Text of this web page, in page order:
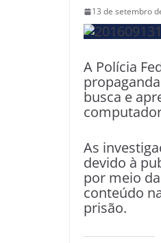
13 de setembro
A Polícia
busca e
As
devido à
por meio
conteúdo
prisão.